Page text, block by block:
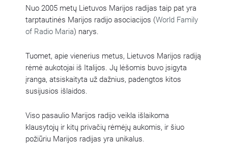
Nuo 2005 metų Lietuvos Marijos radijas taip pat yra
tarptautinės Marijos radijo asociacijos (World Family
of Radio Maria) narys.
Tuomet, apie vienerius metus, Lietuvos Marijos radiją
rėmė aukotojai iš Italijos. Jų lėšomis buvo įsigyta
įranga, atsiskaityta už dažnius, padengtos kitos
susijusios išlaidos.
Viso pasaulio Marijos radijo veikla išlaikoma
klausytojų ir kitų privačių rėmėjų aukomis, ir šiuo
požiūriu Marijos radijas yra unikalus.